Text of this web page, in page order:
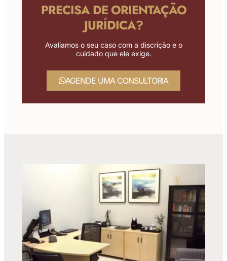
PRECISA DE ORIENTAÇÃO
JURÍDICA?
Avaliamos o seu caso com a discrição e o
cuidado que ele exige.
AGENDE UMA CONSULTORIA